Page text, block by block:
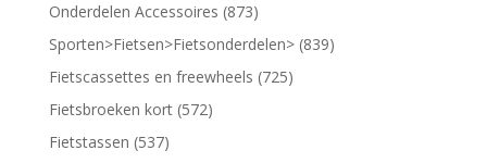
Onderdelen Accessoires (873)
Sporten>Fietsen>Fietsonderdelen> (839)
Fietscassettes en freewheels (725)
Fietsbroeken kort (572)
Fietstassen (537)